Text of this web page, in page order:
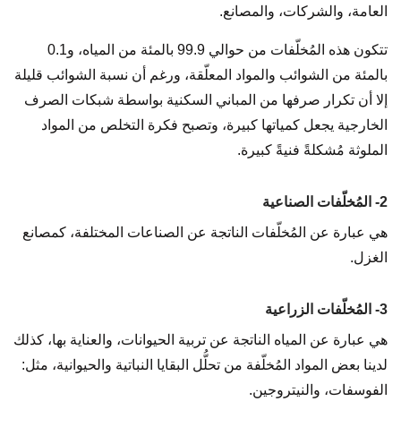
العامة، والشركات، والمصانع.
تتكون هذه المُخلّفات من حوالي 99.9 بالمئة من المياه، و0.1
بالمئة من الشوائب والمواد المعلّقة، ورغم أن نسبة الشوائب قليلة
إلا أن تكرار صرفها من المباني السكنية بواسطة شبكات الصرف
الخارجية يجعل كمياتها كبيرة، وتصبح فكرة التخلص من المواد
الملوثة مُشكلةً فنيةً كبيرة.
2- المُخلّفات الصناعية
هي عبارة عن المُخلّفات الناتجة عن الصناعات المختلفة، كمصانع
الغزل.
3- المُخلّفات الزراعية
هي عبارة عن المياه الناتجة عن تربية الحيوانات، والعناية بها، كذلك
لدينا بعض المواد المُخلّفة من تحلُّل البقايا النباتية والحيوانية، مثل:
الفوسفات، والنيتروجين.